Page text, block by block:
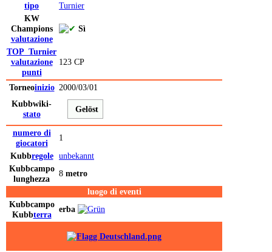
tipo
Turnier
KW
Champions
valutazione
Sì
TOP_Turnier
valutazione
punti
123 CP
Torneoinizio 2000/03/01
Kubbwiki-
stato
Gelöst
numero di
giocatori
1
Kubbregole unbekannt
Kubbcampo
lunghezza
8 metro
luogo di eventi
Kubbcampo
Kubbterra
erba